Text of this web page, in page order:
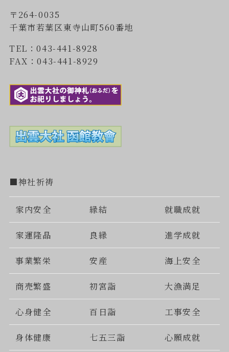
〒264-0035
千葉市若葉区東寺山町560番地
TEL：043-441-8928
FAX：043-441-8929
■神社祈祷
家内安全 縁結 就職成就
家運隆晶 良縁 進学成就
事業繁栄 安産 海上安全
商売繁盛 初宮詣 大漁満足
心身健全 百日詣 工事安全
身体健康 七五三詣 心願成就